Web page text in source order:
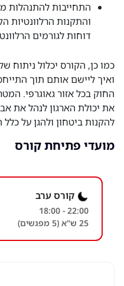
התחייבות להתנהלות
והתקנות
דוחות לגורמים
ואיך ליישם אותם תוך
החוק בכל אזור גאוגרפי.
את יכולת הארגון לנהל את
להקנות ביטחון ולהגן על כלל
מועדי פתיחת קורס
קורס ערב
18:00 - 22:00
25 ש"א (5 מפגשים)